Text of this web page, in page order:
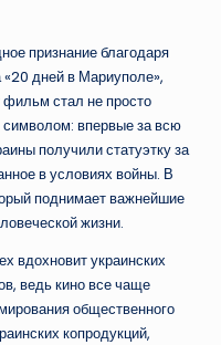
признание благодаря
дней в Мариуполе»,
стал не просто
впервые за всю
получили статуэтку за
в условиях войны. В
поднимает важнейшие
жизни.
вдохновит украинских
ведь кино все чаще
общественного
копродукций,